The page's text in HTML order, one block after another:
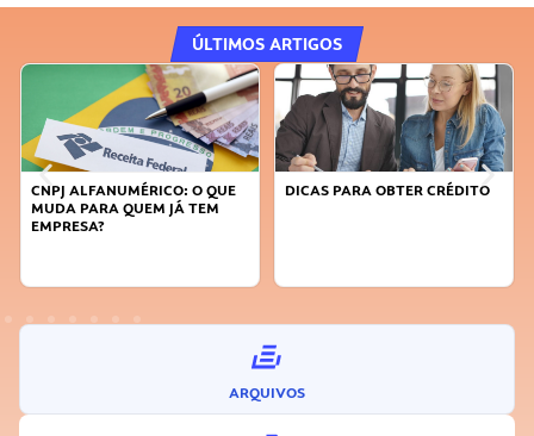
ÚLTIMOS ARTIGOS
DICAS PARA OBTER CRÉDITO
FAÇA A DIFERENÇA: SEJA
ARQUIVOS